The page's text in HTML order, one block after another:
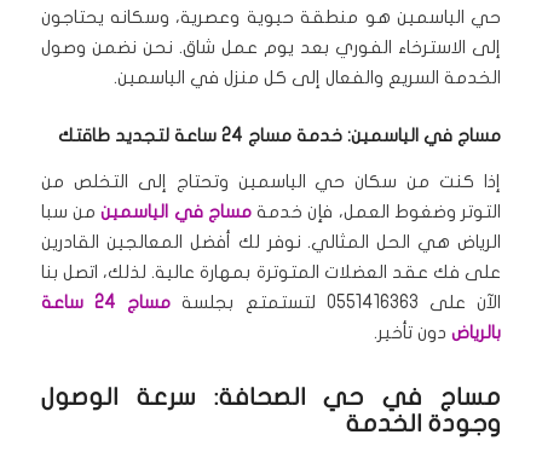
حي الياسمين هو منطقة حيوية وعصرية، وسكانه يحتاجون
إلى الاسترخاء الفوري بعد يوم عمل شاق. نحن نضمن وصول
الخدمة السريع والفعال إلى كل منزل في الياسمين.
مساج في الياسمين: خدمة مساج 24 ساعة لتجديد طاقتك
إذا كنت من سكان حي الياسمين وتحتاج إلى التخلص من
التوتر وضغوط العمل، فإن خدمةمساج في الياسمينمن سبا
الرياض هي الحل المثالي. نوفر لك أفضل المعالجين القادرين
على فك عقد العضلات المتوترة بمهارة عالية. لذلك، اتصل بنا
الآن على 0551416363 لتستمتع بجلسة
مساج 24 ساعة
بالرياضدون تأخير.
مساج في حي الصحافة: سرعة الوصول
وجودة الخدمة